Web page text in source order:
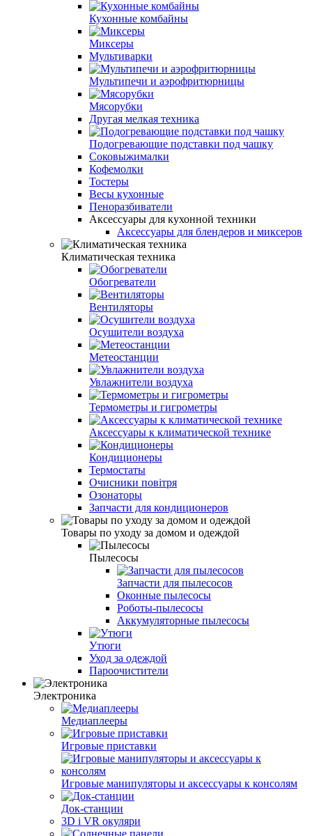
Кухонные комбайны
Миксеры
Мультиварки
Мультипечи и аэрофритюрницы
Мясорубки
Другая мелкая техника
Подогревающие подставки под чашку
Соковыжималки
Кофемолки
Тостеры
Весы кухонные
Пеноразбиватели
Аксессуары для кухонной техники
Аксессуары для блендеров и миксеров
Климатическая техника
Обогреватели
Вентиляторы
Осушители воздуха
Метеостанции
Увлажнители воздуха
Термометры и гигрометры
Аксессуары к климатической технике
Кондиционеры
Термостаты
Очисники повітря
Озонаторы
Запчасти для кондиционеров
Товары по уходу за домом и одеждой
Пылесосы
Запчасти для пылесосов
Оконные пылесосы
Роботы-пылесосы
Аккумуляторные пылесосы
Утюги
Уход за одеждой
Пароочистители
Электроника
Медиаплееры
Игровые приставки
Игровые манипуляторы и аксессуары к консолям
Док-станции
3D і VR окуляри